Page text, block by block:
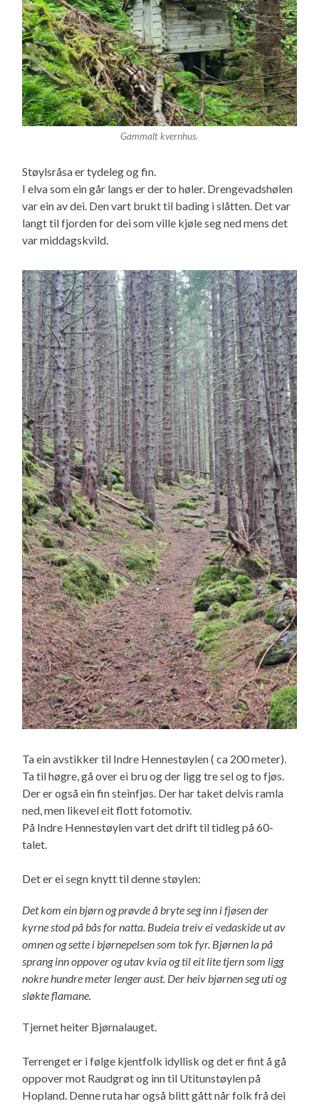
Gammalt kvernhus.
Støylsråsa er tydeleg og fin.
I elva som ein går langs er der to høler. Drengevadshølen
var ein av dei. Den vart brukt til bading i slåtten. Det var
langt til fjorden for dei som ville kjøle seg ned mens det
var middagskvild.
Ta ein avstikker til Indre Hennestøylen ( ca 200 meter).
Ta til høgre, gå over ei bru og der ligg tre sel og to fjøs.
Der er også ein fin steinfjøs. Der har taket delvis ramla
ned, men likevel eit flott fotomotiv.
På Indre Hennestøylen vart det drift til tidleg på 60-
talet.
Det er ei segn knytt til denne støylen:
Det kom ein bjørn og prøvde å bryte seg inn i fjøsen der
kyrne stod på bås for natta. Budeia treiv ei vedaskide ut av
omnen og sette i bjørnepelsen som tok fyr. Bjørnen la på
sprang inn oppover og utav kvia og til eit lite tjern som ligg
nokre hundre meter lenger aust. Der heiv bjørnen seg uti og
sløkte flamane.
Tjernet heiter Bjørnalauget.
Terrenget er i følge kjentfolk idyllisk og det er fint å gå
oppover mot Raudgrøt og inn til Utitunstøylen på
Hopland. Denne ruta har også blitt gått når folk frå dei